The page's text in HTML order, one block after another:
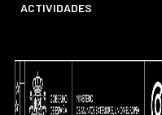
ACTIVIDADES